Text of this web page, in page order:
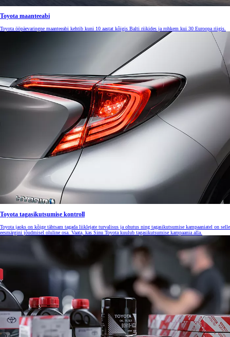
Toyota maanteeabi
Toyota ööpäevaringne maanteeabi kehtib kuni 10 aastat kõigis Balti riikides ja rohkem kui 30 Euroopa riigis.
Toyota tagasikutsumise kontroll
Toyota jaoks on kõige tähtsam tagada liiklejate turvalisus ja ohutus ning tagasikutsumise kampaaniatel on selle
eesmärgini jõudmisel oluline osa. Vaata, kas Sinu Toyota kuulub tagasikutsumise kampaania alla.